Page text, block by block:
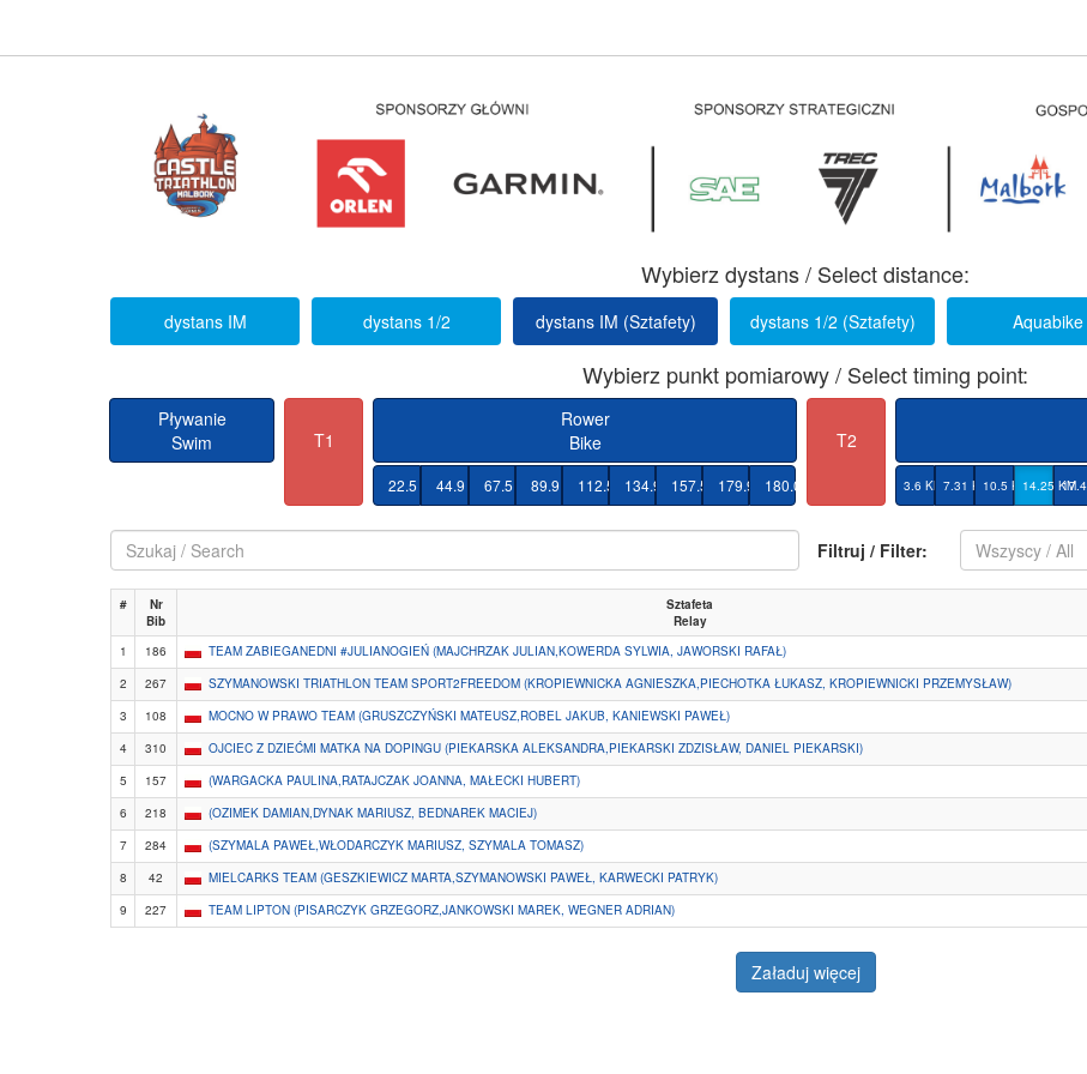
Wybierz dystans / Select distance:
dystans IM dystans 1/2 dystans IM (Sztafety) dystans 1/2 (Sztafety) Aquabike
Wybierz punkt pomiarowy / Select timing point:
Pływanie
Swim
T1
Rower
Bike
22.5 KM44.9 KM67.5 KM89.9 KM112.5 KM134.9 KM157.5 KM179.9 KM180.0 KM
T2
3.6 KM7.31 KM10.5 KM14.25 KM
Filtruj / Filter: Wszyscy / All
#
Nr
Bib
Sztafeta
Relay
1
186 TEAM ZABIEGANEDNI #JULIANOGIEŃ (MAJCHRZAK JULIAN,KOWERDA SYLWIA, JAWORSKI RAFAŁ)
2
267 SZYMANOWSKI TRIATHLON TEAM SPORT2FREEDOM (KROPIEWNICKA AGNIESZKA,PIECHOTKA ŁUKASZ, KROPIEWNICKI PRZEMYSŁAW)
3
108 MOCNO W PRAWO TEAM (GRUSZCZYŃSKI MATEUSZ,ROBEL JAKUB, KANIEWSKI PAWEŁ)
4
310 OJCIEC Z DZIEĆMI MATKA NA DOPINGU (PIEKARSKA ALEKSANDRA,PIEKARSKI ZDZISŁAW, DANIEL PIEKARSKI)
5
157 (WARGACKA PAULINA,RATAJCZAK JOANNA, MAŁECKI HUBERT)
6
218 (OZIMEK DAMIAN,DYNAK MARIUSZ, BEDNAREK MACIEJ)
7
284 (SZYMALA PAWEŁ,WŁODARCZYK MARIUSZ, SZYMALA TOMASZ)
8
42 MIELCARKS TEAM (GESZKIEWICZ MARTA,SZYMANOWSKI PAWEŁ, KARWECKI PATRYK)
9
227 TEAM LIPTON (PISARCZYK GRZEGORZ,JANKOWSKI MAREK, WEGNER ADRIAN)
Załaduj więcej